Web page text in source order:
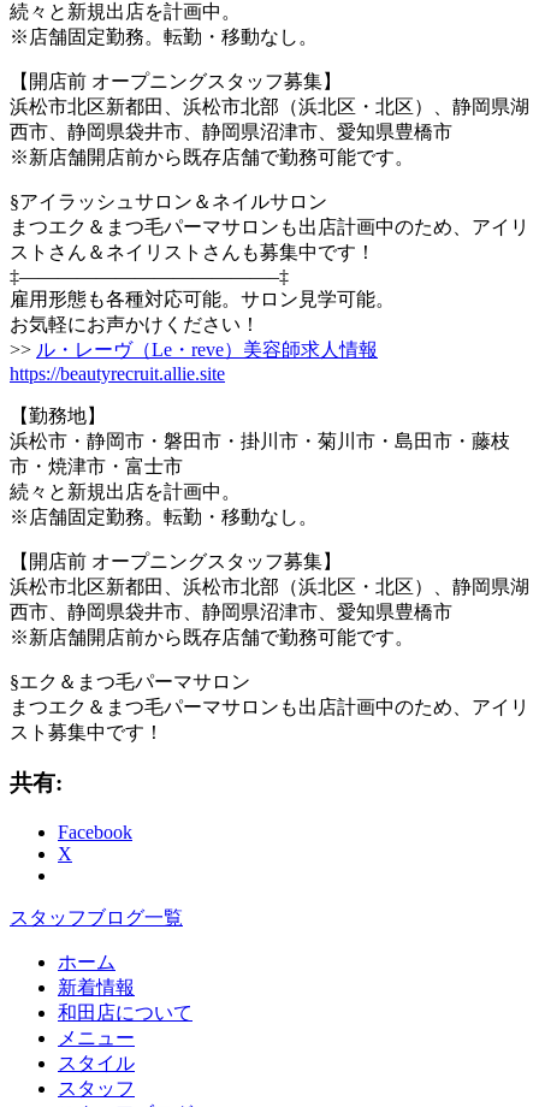
続々と新規出店を計画中。
※店舗固定勤務。転勤・移動なし。
【開店前 オープニングスタッフ募集】
浜松市北区新都田、浜松市北部（浜北区・北区）、静岡県湖
西市、静岡県袋井市、静岡県沼津市、愛知県豊橋市
※新店舗開店前から既存店舗で勤務可能です。
§アイラッシュサロン＆ネイルサロン
まつエク＆まつ毛パーマサロンも出店計画中のため、アイリ
ストさん＆ネイリストさんも募集中です！
‡—————————————–‡
雇用形態も各種対応可能。サロン見学可能。
お気軽にお声かけください！
>> ル・レーヴ（Le・reve）美容師求人情報
https://beautyrecruit.allie.site
【勤務地】
浜松市・静岡市・磐田市・掛川市・菊川市・島田市・藤枝
市・焼津市・富士市
続々と新規出店を計画中。
※店舗固定勤務。転勤・移動なし。
【開店前 オープニングスタッフ募集】
浜松市北区新都田、浜松市北部（浜北区・北区）、静岡県湖
西市、静岡県袋井市、静岡県沼津市、愛知県豊橋市
※新店舗開店前から既存店舗で勤務可能です。
§エク＆まつ毛パーマサロン
まつエク＆まつ毛パーマサロンも出店計画中のため、アイリ
スト募集中です！
共有:
Facebook
X
スタッフブログ一覧
ホーム
新着情報
和田店について
メニュー
スタイル
スタッフ